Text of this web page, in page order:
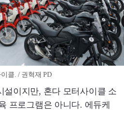
클. / 권혁재 PD
설이지만, 혼다 모터사이클 소
프로그램은 아니다. 에듀케